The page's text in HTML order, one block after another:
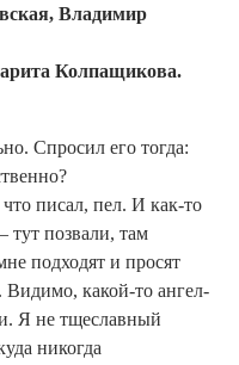
Владимир
Колпащикова.
Спросил его тогда:
писал, пел. И как-то
тут позвали, там
подходят и просят
Видимо, какой-то ангел-
Я не тщеславный
никогда